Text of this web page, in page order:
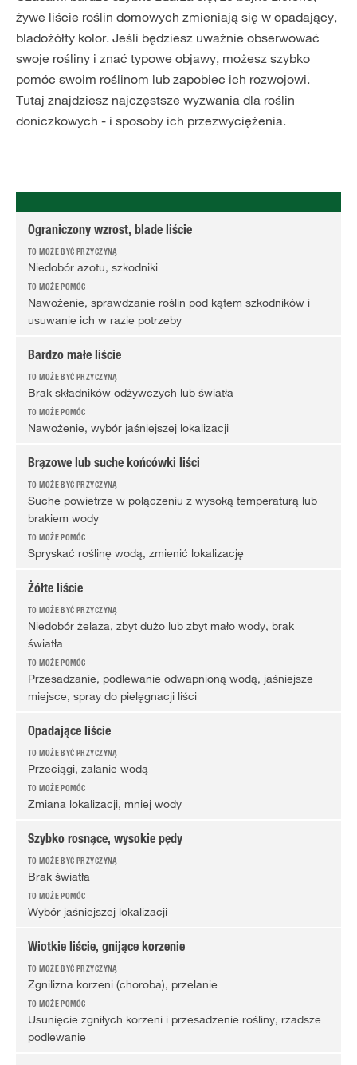
żywe liście roślin domowych zmieniają się w opadający,
bladożółty kolor. Jeśli będziesz uważnie obserwować
swoje rośliny i znać typowe objawy, możesz szybko
pomóc swoim roślinom lub zapobiec ich rozwojowi.
Tutaj znajdziesz najczęstsze wyzwania dla roślin
doniczkowych - i sposoby ich przezwyciężenia.
Ograniczony wzrost, blade liście
Niedobór azotu, szkodniki
Nawożenie, sprawdzanie roślin pod kątem szkodników i
usuwanie ich w razie potrzeby
Bardzo małe liście
Brak składników odżywczych lub światła
Nawożenie, wybór jaśniejszej lokalizacji
Brązowe lub suche końcówki liści
Suche powietrze w połączeniu z wysoką temperaturą lub
brakiem wody
Spryskać roślinę wodą, zmienić lokalizację
Żółte liście
Niedobór żelaza, zbyt dużo lub zbyt mało wody, brak
światła
Przesadzanie, podlewanie odwapnioną wodą, jaśniejsze
miejsce, spray do pielęgnacji liści
Opadające liście
Przeciągi, zalanie wodą
Zmiana lokalizacji, mniej wody
Szybko rosnące, wysokie pędy
Brak światła
Wybór jaśniejszej lokalizacji
Wiotkie liście, gnijące korzenie
Zgnilizna korzeni (choroba), przelanie
Usunięcie zgniłych korzeni i przesadzenie rośliny, rzadsze
podlewanie